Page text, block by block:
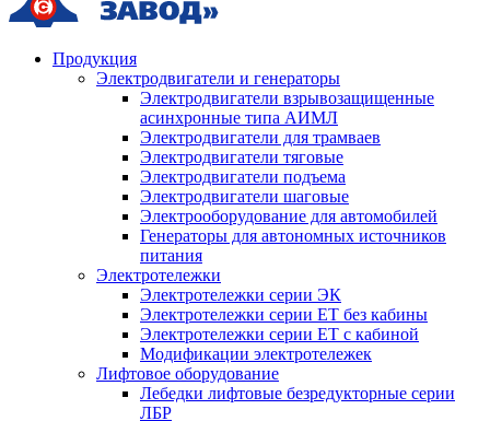
Продукция
Электродвигатели и генераторы
Электродвигатели взрывозащищенные
асинхронные типа АИМЛ
Электродвигатели для трамваев
Электродвигатели тяговые
Электродвигатели подъема
Электродвигатели шаговые
Электрооборудование для автомобилей
Генераторы для автономных источников
питания
Электротележки
Электротележки серии ЭК
Электротележки серии ЕТ без кабины
Электротележки серии ЕТ с кабиной
Модификации электротележек
Лифтовое оборудование
Лебедки лифтовые безредукторные серии
ЛБР